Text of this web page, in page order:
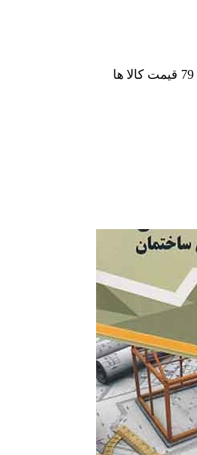
79 قیمت کالا ها